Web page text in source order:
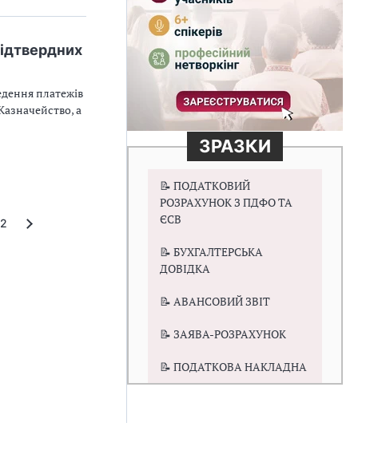
платежів
а
ЗРАЗКИ
📝 ПОДАТКОВИЙ
РОЗРАХУНОК З ПДФО ТА
ЄСВ
📝 БУХГАЛТЕРСЬКА
ДОВІДКА
📝 АВАНСОВИЙ ЗВІТ
📝 ЗАЯВА-РОЗРАХУНОК
📝 ПОДАТКОВА НАКЛАДНА